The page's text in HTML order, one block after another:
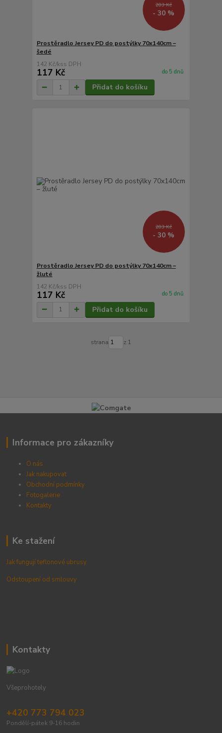
203 Kč
- 30 %
Prostěradlo Jersey PD do postýlky 70x140cm –
šedé
142 Kč/ks
117 Kč do 5 dnů
Přidat do košíku
203 Kč
- 30 %
Prostěradlo Jersey PD do postýlky 70x140cm –
žluté
142 Kč/ks
117 Kč do 5 dnů
Přidat do košíku
strana z 1
Informace pro zákazníky
O nás
Jak nakupovat
Obchodní podmínky
Fotogalerie
Kontakty
Ke stažení
Jak fungují teflonové ubrusy
Odstoupení od smlouvy
Kontakty
Všeprohotely
+420 773 794 023
Pondělí-pátek 9-16 hodin